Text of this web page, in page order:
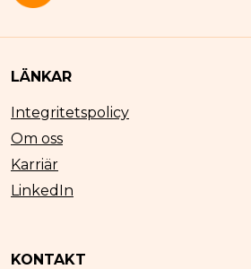
LÄNKAR
Integritetspolicy
Om oss
Karriär
LinkedIn
KONTAKT